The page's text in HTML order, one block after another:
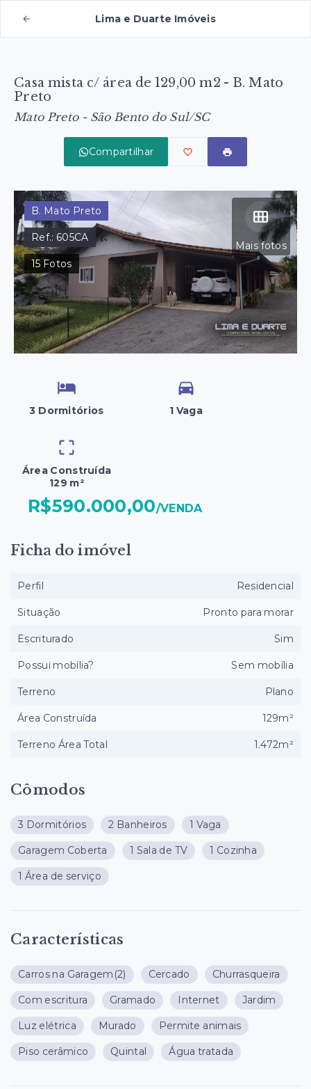
Lima e Duarte Imóveis
Casa mista c/ área de 129,00 m2 - B. Mato
Preto
Mato Preto - São Bento do Sul/SC
Compartilhar
Mais fotos
B. Mato Preto
Ref.: 605CA
15Fotos
3 Dormitórios 1 Vaga
Área Construída
129 m²
R$590.000,00/VENDA
Cômodos
3 Dormitórios 2 Banheiros 1 Vaga
Garagem Coberta 1 Sala de TV 1 Cozinha
1 Área de serviço
Características
Carros na Garagem (2) Cercado Churrasqueira
Com escritura Gramado Internet Jardim
Luz elétrica Murado Permite animais
Piso cerâmico Quintal Água tratada
Ficha do imóvel
Perfil Residencial
Situação Pronto para morar
Escriturado Sim
Possui mobília? Sem mobília
Terreno Plano
Área Construída 129m²
Terreno Área Total 1.472m²